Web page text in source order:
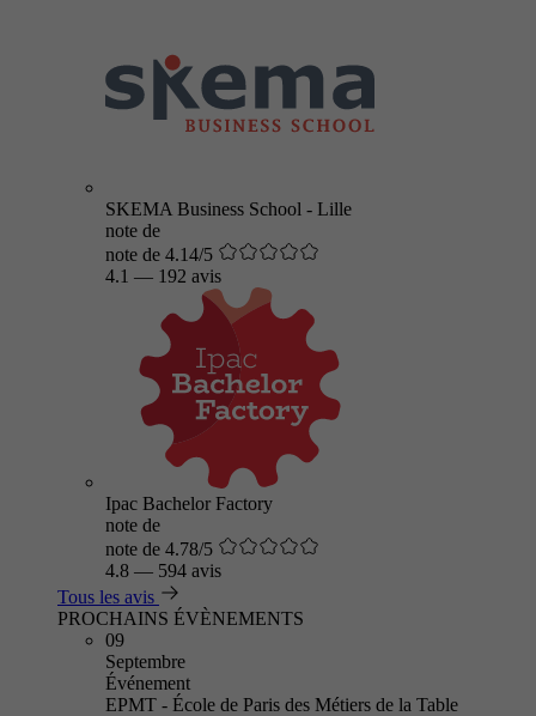
SKEMA Business School - Lille
note de
note de 4.14/5
4.1 — 192 avis
Ipac Bachelor Factory
note de
note de 4.78/5
4.8 — 594 avis
Tous les avis
PROCHAINS ÉVÈNEMENTS
09
Septembre
Événement
EPMT - École de Paris des Métiers de la Table